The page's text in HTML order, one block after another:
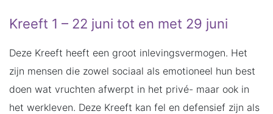
Kreeft 1 – 22 juni tot en met 29 juni
Deze Kreeft heeft een groot inlevingsvermogen. Het
zijn mensen die zowel sociaal als emotioneel hun best
doen wat vruchten afwerpt in het privé- maar ook in
het werkleven. Deze Kreeft kan fel en defensief zijn als